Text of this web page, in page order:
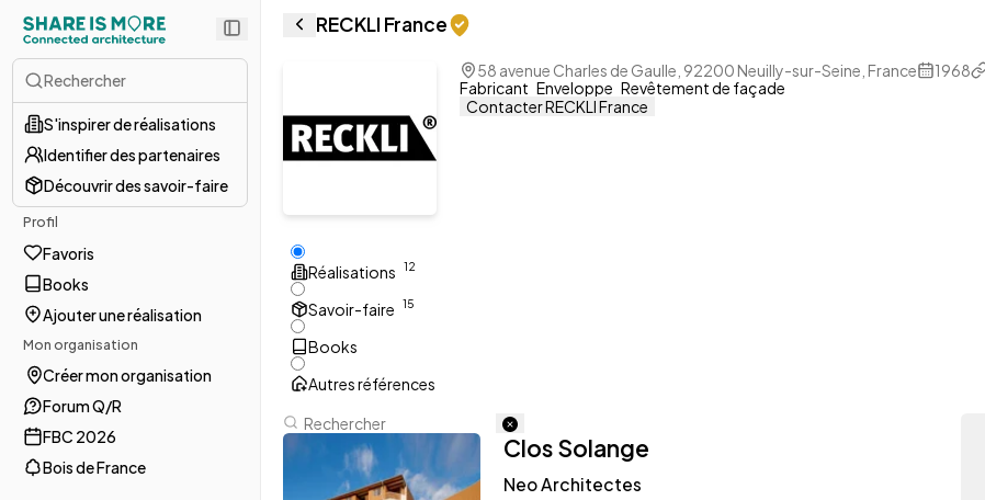
Rechercher
S'inspirer de réalisations
Identifier des partenaires
Découvrir des savoir-faire
Profil
Favoris
Books
Ajouter une réalisation
Mon organisation
Créer mon organisation
Forum Q/R
FBC 2026
Bois de France
RECKLI France
58 avenue Charles de Gaulle, 92200 Neuilly-sur-Seine, France 1968
Fabricant Enveloppe Revêtement de façade
Contacter RECKLI France
Réalisations 12
Savoir-faire 15
Books
Autres références
Clos Solange
Neo Architectes